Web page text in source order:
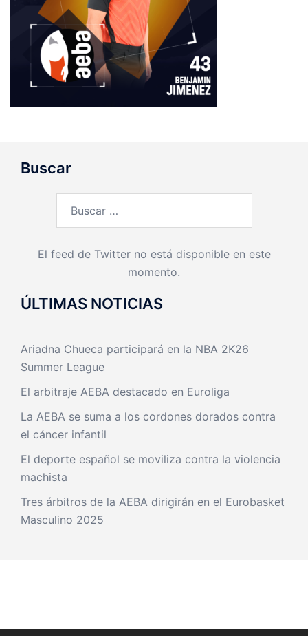
Buscar
El feed de Twitter no está disponible en este
momento.
ÚLTIMAS NOTICIAS
Ariadna Chueca participará en la NBA 2K26
Summer League
El arbitraje AEBA destacado en Euroliga
La AEBA se suma a los cordones dorados contra
el cáncer infantil
El deporte español se moviliza contra la violencia
machista
Tres árbitros de la AEBA dirigirán en el Eurobasket
Masculino 2025